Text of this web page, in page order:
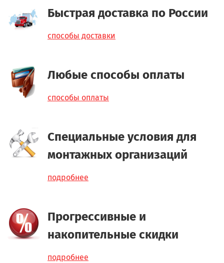
Быстрая доставка по России
способы доставки
Любые способы оплаты
способы оплаты
Специальные условия для
монтажных организаций
подробнее
Прогрессивные и
накопительные скидки
подробнее